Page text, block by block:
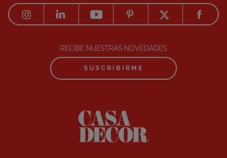
RECIBE NUESTRAS NOVEDADES
SUSCRIBIRME